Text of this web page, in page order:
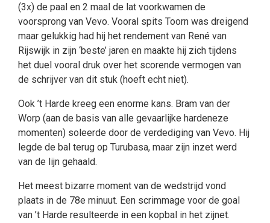
(3x) de paal en 2 maal de lat voorkwamen de
voorsprong van Vevo. Vooral spits Toorn was dreigend
maar gelukkig had hij het rendement van René van
Rijswijk in zijn ‘beste’ jaren en maakte hij zich tijdens
het duel vooral druk over het scorende vermogen van
de schrijver van dit stuk (hoeft echt niet).
Ook ’t Harde kreeg een enorme kans. Bram van der
Worp (aan de basis van alle gevaarlijke hardeneze
momenten) soleerde door de verdediging van Vevo. Hij
legde de bal terug op Turubasa, maar zijn inzet werd
van de lijn gehaald.
Het meest bizarre moment van de wedstrijd vond
plaats in de 78e minuut. Een scrimmage voor de goal
van ’t Harde resulteerde in een kopbal in het zijnet.